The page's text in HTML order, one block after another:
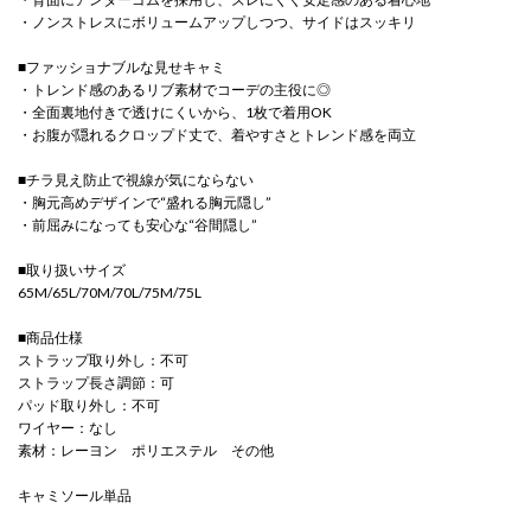
・ノンストレスにボリュームアップしつつ、サイドはスッキリ
■ファッショナブルな見せキャミ
・トレンド感のあるリブ素材でコーデの主役に◎
・全面裏地付きで透けにくいから、1枚で着用OK
・お腹が隠れるクロップド丈で、着やすさとトレンド感を両立
■チラ見え防止で視線が気にならない
・胸元高めデザインで“盛れる胸元隠し”
・前屈みになっても安心な“谷間隠し”
■取り扱いサイズ
65M/65L/70M/70L/75M/75L
■商品仕様
ストラップ取り外し：不可
ストラップ長さ調節：可
パッド取り外し：不可
ワイヤー：なし
素材：レーヨン ポリエステル その他
キャミソール単品